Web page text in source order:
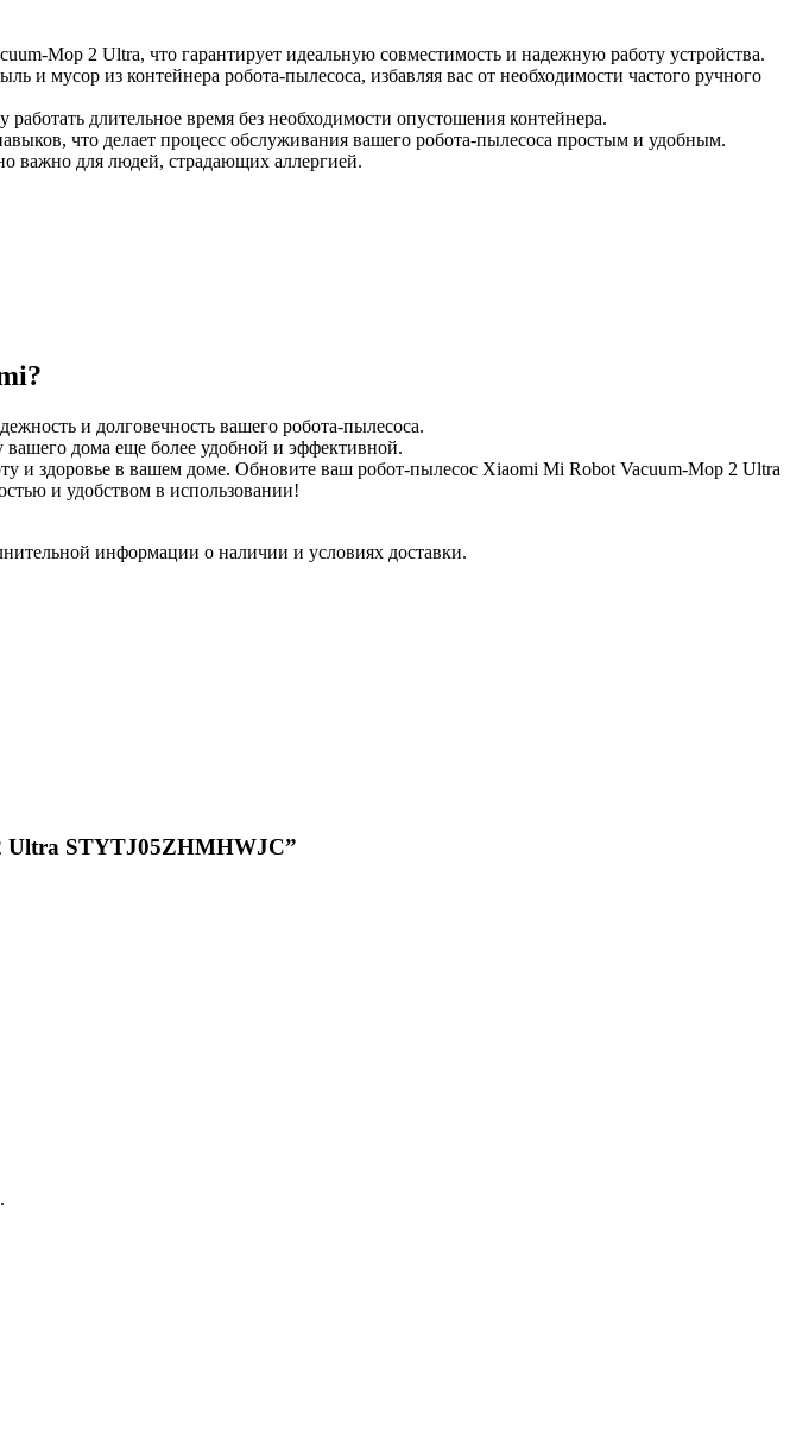
Mop 2 Ultra, что гарантирует идеальную совместимость и надежную работу устройства.
и мусор из контейнера робота-пылесоса, избавляя вас от необходимости частого ручного
длительное время без необходимости опустошения контейнера.
что делает процесс обслуживания вашего робота-пылесоса простым и удобным.
важно для людей, страдающих аллергией.
и долговечность вашего робота-пылесоса.
вашего дома еще более удобной и эффективной.
и здоровье в вашем доме. Обновите ваш робот-пылесос Xiaomi Mi Robot Vacuum-Mop 2 Ultra
и удобством в использовании!
информации о наличии и условиях доставки.
Ultra STYTJ05ZHMHWJC”